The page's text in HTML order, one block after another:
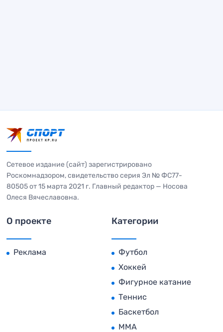
Сетевое издание (сайт) зарегистрировано
Роскомнадзором, свидетельство серия Эл № ФС77-
80505 от 15 марта 2021 г. Главный редактор — Носова
Олеся Вячеславовна.
О проекте
Реклама
Категории
Футбол
Хоккей
Фигурное катание
Теннис
Баскетбол
MMA